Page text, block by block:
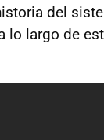
del
lo largo de